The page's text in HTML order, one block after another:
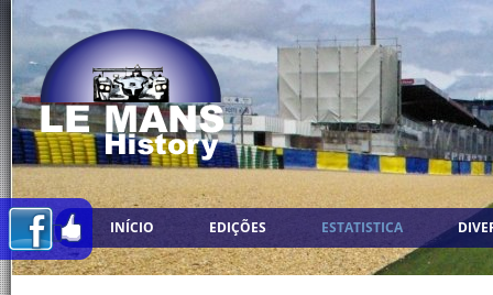
INÍCIO EDIÇÕES ESTATISTICA